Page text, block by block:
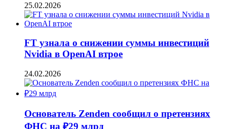
25.02.2026
FT узнала о снижении суммы инвестиций
Nvidia в OpenAI втрое
24.02.2026
Основатель Zenden сообщил о претензиях
ФНС на ₽29 млрд